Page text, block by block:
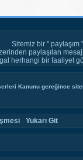
Sitemiz bir "
paylaşılan
herhangi bir faaliyet
Kanunu gereğince
Yukarı Git